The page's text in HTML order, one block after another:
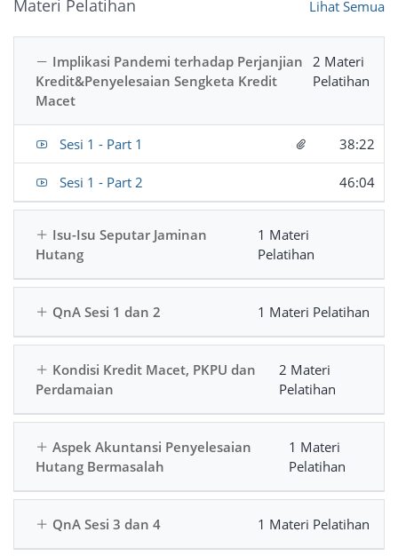
Materi Pelatihan Lihat Semua
Implikasi Pandemi terhadap Perjanjian
Kredit&Penyelesaian Sengketa Kredit
Macet
2 Materi
Pelatihan
Sesi 1 - Part 1 38:22
Sesi 1 - Part 2 46:04
Isu-Isu Seputar Jaminan
Hutang
1 Materi
Pelatihan
QnA Sesi 1 dan 2 1 Materi Pelatihan
Kondisi Kredit Macet, PKPU dan
Perdamaian
2 Materi
Pelatihan
Aspek Akuntansi Penyelesaian
Hutang Bermasalah
1 Materi
Pelatihan
QnA Sesi 3 dan 4 1 Materi Pelatihan